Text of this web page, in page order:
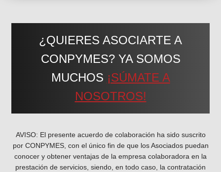
¿QUIERES ASOCIARTE A
CONPYMES? YA SOMOS
MUCHOS ¡SÚMATE A
NOSOTROS!
AVISO: El presente acuerdo de colaboración ha sido suscrito
por CONPYMES, con el único fin de que los Asociados puedan
conocer y obtener ventajas de la empresa colaboradora en la
prestación de servicios, siendo, en todo caso, la contratación